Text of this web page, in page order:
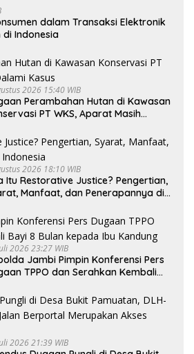
dalam Transaksi Elektronik
Indonesia
2026 15:40 WIB
Perambahan Hutan di Kawasan
PT WKS, Aparat Masih
2026 18:10 WIB
Itu Restorative Justice? Pengertian,
Manfaat, dan Penerapannya di
2026 23:27 WIB
Jambi Pimpin Konferensi Pers
TPPO dan Serahkan Kembali
2026 21:39 WIB